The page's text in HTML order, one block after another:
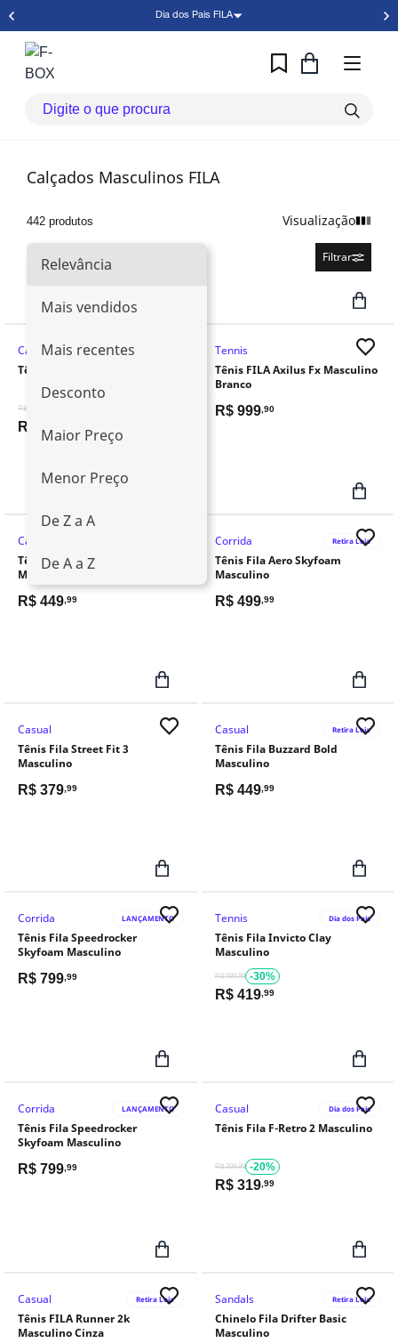
Dia dos Pais FILA
Calçados Masculinos FILA
442 produtos Visualização
Relevância
Relevância
Maior Preço
Menor Preço
Mais vendidos
De Z a A
De A a Z
Mais recentes
Desconto
Filtrar
Casual Dia dos Pais
Tênis Fila Alpha Ray Masculino
R$ 699,99
R$ 559
Tennis
Tênis FILA Axilus Fx Masculino
Branco
R$ 999,90
Casual
Tênis Fila Buzzard Bold
Masculino
R$ 449 ,99
Corrida Retira Loja
Tênis Fila Aero Skyfoam
Masculino
R$ 499,99
Casual
Tênis Fila Street Fit 3
Masculino
R$ 379 ,99
Casual Retira Loja
Tênis Fila Buzzard Bold
Masculino
R$ 449,99
Corrida LANÇAMENTO
Tênis Fila Speedrocker
Skyfoam Masculino
R$ 799 ,99
Tennis Dia dos Pais
Tênis Fila Invicto Clay
Masculino
R$ 599,99 -30%
R$ 419,99
Corrida LANÇAMENTO
Tênis Fila Speedrocker
Skyfoam Masculino
R$ 799 ,99
Casual Dia dos Pais
Tênis Fila F-Retro 2 Masculino
R$ 399,99 -20%
R$ 319,99
Casual Retira Loja
Tênis FILA Runner 2k
Masculino Cinza
Sandals Retira Loja
Chinelo Fila Drifter Basic
Masculino